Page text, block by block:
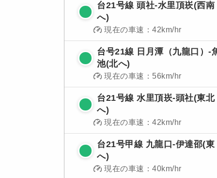
台21号線 頭社-水里頂崁(西南
へ)
現在の車速：42km/hr
台号21線 日月潭（九龍口）-
池(北へ)
現在の車速：56km/hr
台21号線 水里頂崁-頭社(東北
へ)
現在の車速：42km/hr
台21号甲線 九龍口-伊達邵(東
へ)
現在の車速：40km/hr